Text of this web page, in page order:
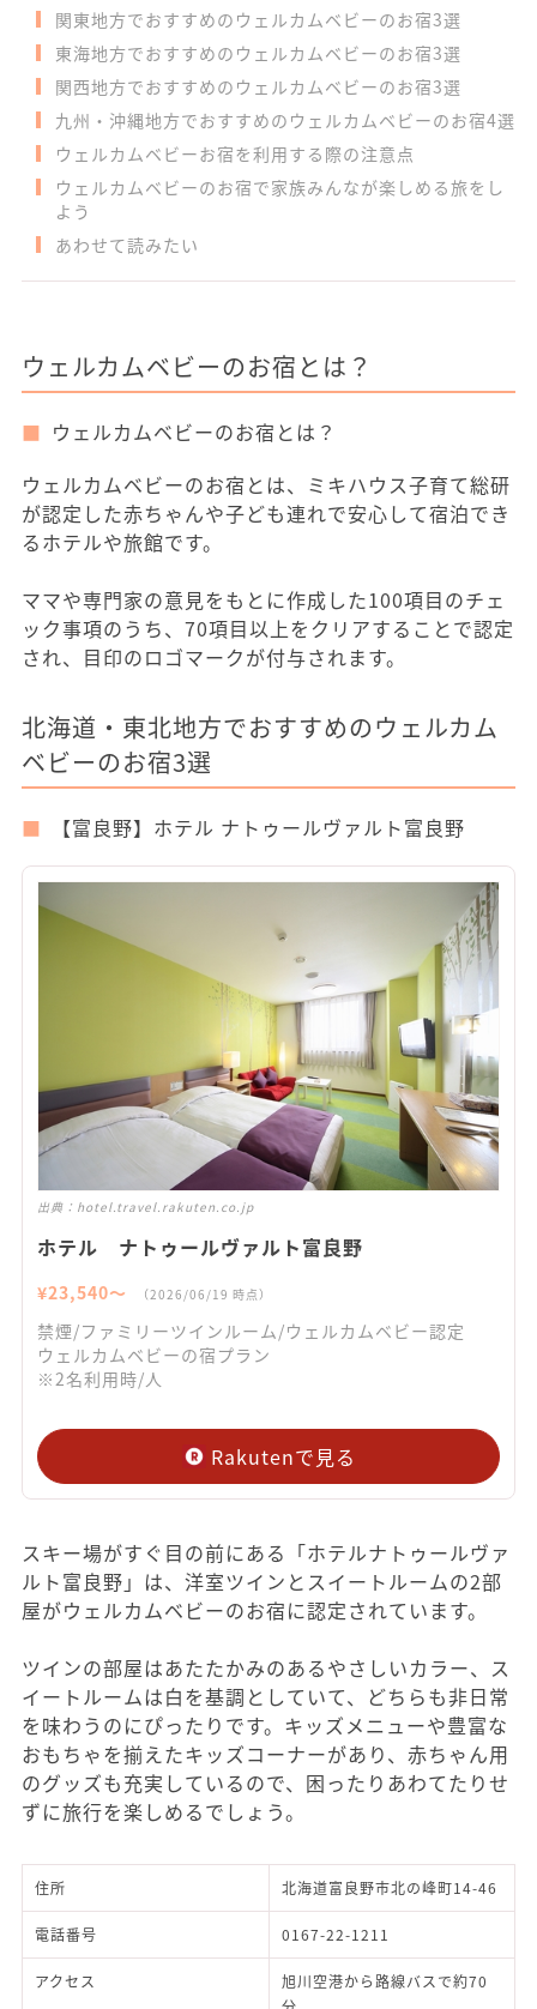
関東地方でおすすめのウェルカムベビーのお宿3選
東海地方でおすすめのウェルカムベビーのお宿3選
関西地方でおすすめのウェルカムベビーのお宿3選
九州・沖縄地方でおすすめのウェルカムベビーのお宿4選
ウェルカムベビーお宿を利用する際の注意点
ウェルカムベビーのお宿で家族みんなが楽しめる旅をし
よう
あわせて読みたい
ウェルカムベビーのお宿とは？
ウェルカムベビーのお宿とは？
ウェルカムベビーのお宿とは、ミキハウス子育て総研
が認定した赤ちゃんや子ども連れで安心して宿泊でき
るホテルや旅館です。
ママや専門家の意見をもとに作成した100項目のチェ
ック事項のうち、70項目以上をクリアすることで認定
され、目印のロゴマークが付与されます。
北海道・東北地方でおすすめのウェルカム
ベビーのお宿3選
【富良野】ホテル ナトゥールヴァルト富良野
出典： hotel.travel.rakuten.co.jp
ホテル ナトゥールヴァルト富良野
¥23,540〜 （2026/06/19 時点）
禁煙/ファミリーツインルーム/ウェルカムベビー認定
ウェルカムベビーの宿プラン
※2名利用時/人
Rakutenで見る
スキー場がすぐ目の前にある「ホテルナトゥールヴァ
ルト富良野」は、洋室ツインとスイートルームの2部
屋がウェルカムベビーのお宿に認定されています。
ツインの部屋はあたたかみのあるやさしいカラー、ス
イートルームは白を基調としていて、どちらも非日常
を味わうのにぴったりです。キッズメニューや豊富な
おもちゃを揃えたキッズコーナーがあり、赤ちゃん用
のグッズも充実しているので、困ったりあわてたりせ
ずに旅行を楽しめるでしょう。
住所 北海道富良野市北の峰町14-46
電話番号 0167-22-1211
アクセス
旭川空港から路線バスで約70